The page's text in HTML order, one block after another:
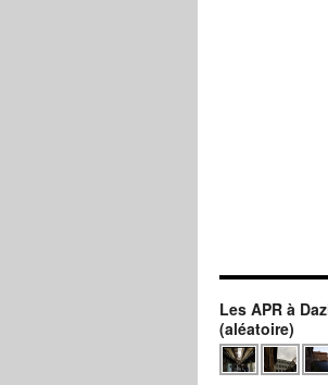
Les APR à
(aléatoire)